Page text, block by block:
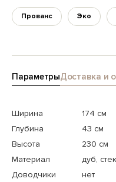
Прованс Эко
ПараметрыДоставка и
Ширина
174 см
Глубина
43 см
Высота
230 см
Материал
дуб,
Доводчики
нет